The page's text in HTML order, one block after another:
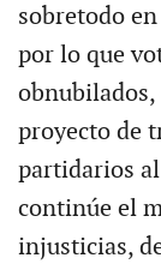
sobretodo
por lo que
proyecto de
partidarios
continúe el
injusticias,